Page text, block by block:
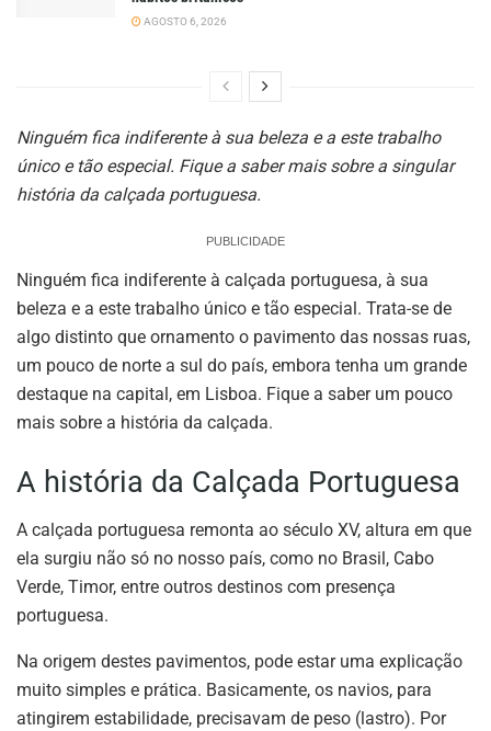
AGOSTO 6, 2026
Ninguém fica indiferente à sua beleza e a este trabalho
único e tão especial. Fique a saber mais sobre a singular
história da calçada portuguesa.
PUBLICIDADE
Ninguém fica indiferente à calçada portuguesa, à sua
beleza e a este trabalho único e tão especial. Trata-se de
algo distinto que ornamento o pavimento das nossas ruas,
um pouco de norte a sul do país, embora tenha um grande
destaque na capital, em Lisboa. Fique a saber um pouco
mais sobre a história da calçada.
A história da Calçada Portuguesa
A calçada portuguesa remonta ao século XV, altura em que
ela surgiu não só no nosso país, como no Brasil, Cabo
Verde, Timor, entre outros destinos com presença
portuguesa.
Na origem destes pavimentos, pode estar uma explicação
muito simples e prática. Basicamente, os navios, para
atingirem estabilidade, precisavam de peso (lastro). Por